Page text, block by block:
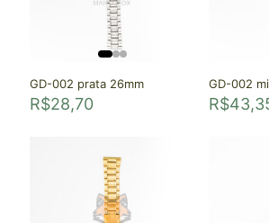
GD-002 prata 26mm
R$28,70
GD-002
R$